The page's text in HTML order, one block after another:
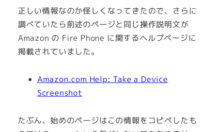
正しい情報なのか怪しくなってきたので、さらに
調べていたら前述のページと同じ操作説明文が
Amazon の Fire Phone に関するヘルプページに
掲載されていました。
Amazon.com Help: Take a Device
Screenshot
たぶん、始めのページはこの情報をコピペしたも